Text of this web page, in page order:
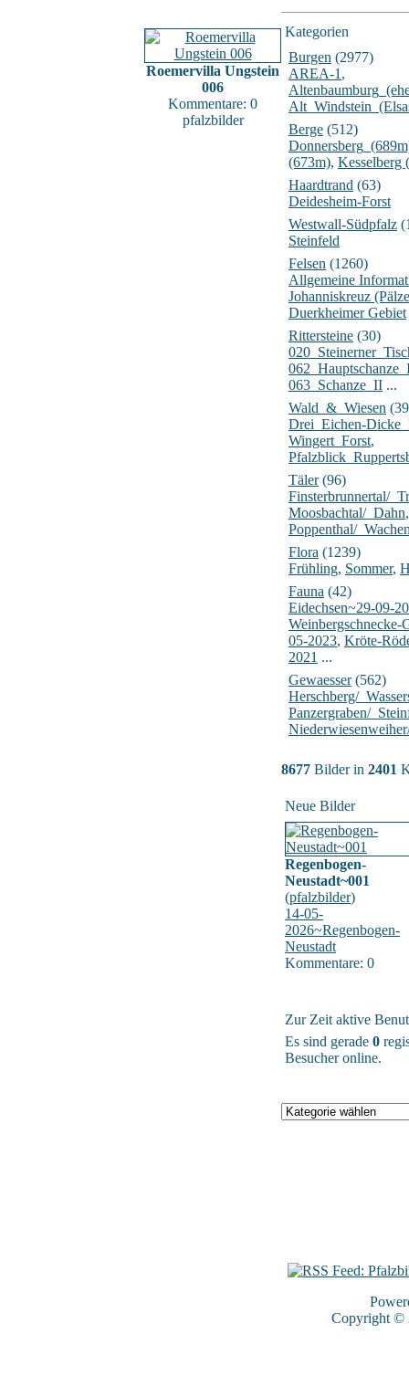
Roemervilla Ungstein
006
Kommentare: 0
pfalzbilder
Kategorien
Burgen (2977)
AREA-1 ,
Berge (512)
(673m), Kesselberg
Haardtrand (63)
Deidesheim-Forst
Westwall-Südpfalz
Steinfeld
Felsen (1260)
Allgemeine
Johanniskreuz
Duerkheimer Gebiet
Rittersteine (30)
063_Schanze_II ...
Wald_&_Wiesen
Drei_Eichen-
Wingert_Forst,
Täler(96)
Finsterbrunnertal/
Moosbachtal/_Dahn,
Poppenthal/
Flora (1239)
Frühling, Sommer,
Fauna (42)
Eidechsen~29-09-
Weinbergschnecke-
05-2023, Kröte-
2021 ...
Gewaesser(562)
Herschberg/
Panzergraben/
8677 Bilder in 2401
Neue Bilder
Regenbogen-
Neustadt~001
(pfalzbilder)
14-05-
2026~Regenbogen-
Neustadt
Kommentare: 0
Zur Zeit aktive
Es sind gerade 0
Besucher online.
Copyright ©